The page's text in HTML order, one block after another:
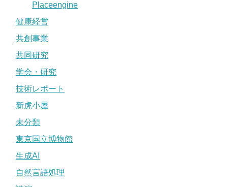
Placeengine
健康経営
共創事業
共同研究
学会・研究
技術レポート
新虎小屋
未分類
東京国立博物館
生成AI
自然言語処理